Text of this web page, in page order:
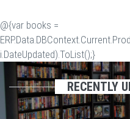
@{var books =
i.DateUpdated).ToList();}
RECENTLY